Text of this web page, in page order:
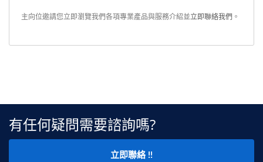
主向位邀請您立即瀏覽我們各項專業產品與服務介紹並立即聯絡我們 。
有任何疑問需要諮詢嗎?
立即聯絡 !!